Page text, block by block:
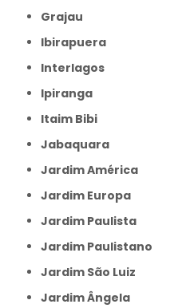
Grajau
Ibirapuera
Interlagos
Ipiranga
Itaim Bibi
Jabaquara
Jardim América
Jardim Europa
Jardim Paulista
Jardim Paulistano
Jardim São Luiz
Jardim Ângela